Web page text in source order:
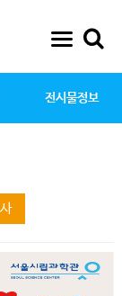
전시물정보